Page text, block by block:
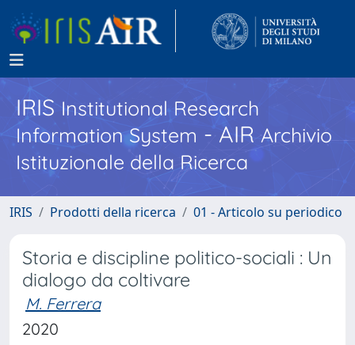
IRISInstitutional Research
Information System - AIR Archivio
Istituzionale della Ricerca
IRIS Prodotti della ricerca 01 - Articolo su periodico
Storia e discipline politico-­sociali : Un
dialogo da coltivare
M. Ferrera
2020